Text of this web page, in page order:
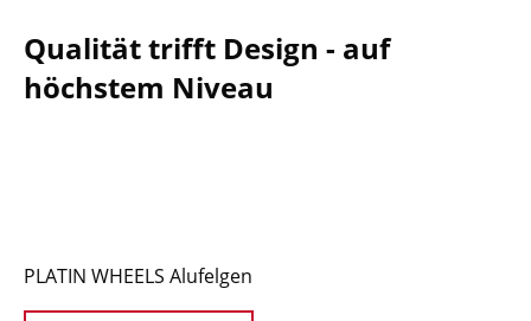
Qualität trifft Design - auf
höchstem Niveau
PLATIN WHEELS Alufelgen